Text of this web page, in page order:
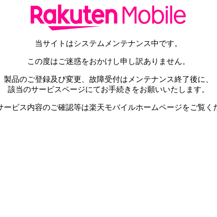
当サイトはシステムメンテナンス中です。
この度はご迷惑をおかけし申し訳ありません。
製品のご登録及び変更、故障受付はメンテナンス終了後に、
該当のサービスページにてお手続きをお願いいたします。
ービス内容のご確認等は楽天モバイルホームページをご覧く